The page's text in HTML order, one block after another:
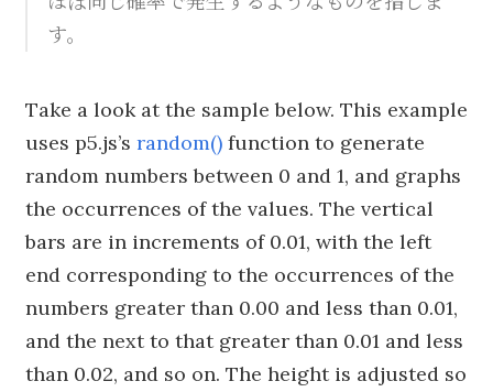
す。
Take a look at the sample below. This example
uses p5.js’s random()function to generate
random numbers between 0 and 1, and graphs
the occurrences of the values. The vertical
bars are in increments of 0.01, with the left
end corresponding to the occurrences of the
numbers greater than 0.00 and less than 0.01,
and the next to that greater than 0.01 and less
than 0.02, and so on. The height is adjusted so